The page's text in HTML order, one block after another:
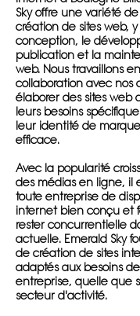
Sky offre une variété
création de sites web,
conception, le
publication et la
web. Nous travaillons
collaboration avec nos
élaborer des sites web
leurs besoins
leur identité de
efficace.
Avec la popularité
des médias en ligne, il
toute entreprise de
internet bien conçu et
rester concurrentielle
actuelle. Emerald Sky
de création de sites
adaptés aux besoins
entreprise, quelle que
secteur d'activité.